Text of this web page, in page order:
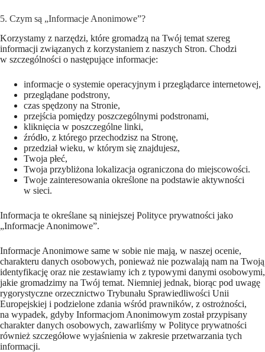
5. Czym są „Informacje Anonimowe”?
Korzystamy z narzędzi, które gromadzą na Twój temat szereg
informacji związanych z korzystaniem z naszych Stron. Chodzi
w szczególności o następujące informacje:
informacje o systemie operacyjnym i przeglądarce internetowej,
przeglądane podstrony,
czas spędzony na Stronie,
przejścia pomiędzy poszczególnymi podstronami,
kliknięcia w poszczególne linki,
źródło, z którego przechodzisz na Stronę,
przedział wieku, w którym się znajdujesz,
Twoja płeć,
Twoja przybliżona lokalizacja ograniczona do miejscowości.
Twoje zainteresowania określone na podstawie aktywności
w sieci.
Informacja te określane są niniejszej Polityce prywatności jako
„Informacje Anonimowe”.
Informacje Anonimowe same w sobie nie mają, w naszej ocenie,
charakteru danych osobowych, ponieważ nie pozwalają nam na Twoją
identyfikację oraz nie zestawiamy ich z typowymi danymi osobowymi,
jakie gromadzimy na Twój temat. Niemniej jednak, biorąc pod uwagę
rygorystyczne orzecznictwo Trybunału Sprawiedliwości Unii
Europejskiej i podzielone zdania wśród prawników, z ostrożności,
na wypadek, gdyby Informacjom Anonimowym został przypisany
charakter danych osobowych, zawarliśmy w Polityce prywatności
również szczegółowe wyjaśnienia w zakresie przetwarzania tych
informacji.